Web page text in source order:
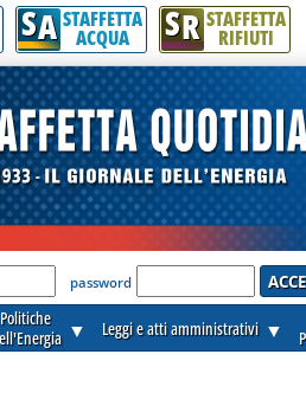
SA STAFFETTA
ACQUA SR STAFFETTA
RIFIUTI
per accedere'
password
Politiche
▼ Leggi e atti amministrativi ▼